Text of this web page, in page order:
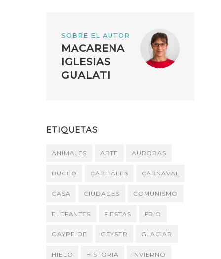
SOBRE EL AUTOR
MACARENA
IGLESIAS
GUALATI
ETIQUETAS
ANIMALES ARTE AURORAS
BUCEO CAPITALES CARNAVAL
CASA CIUDADES COMUNISMO
ELEFANTES FIESTAS FRIO
GAYPRIDE GEYSER GLACIAR
HIELO HISTORIA INVIERNO